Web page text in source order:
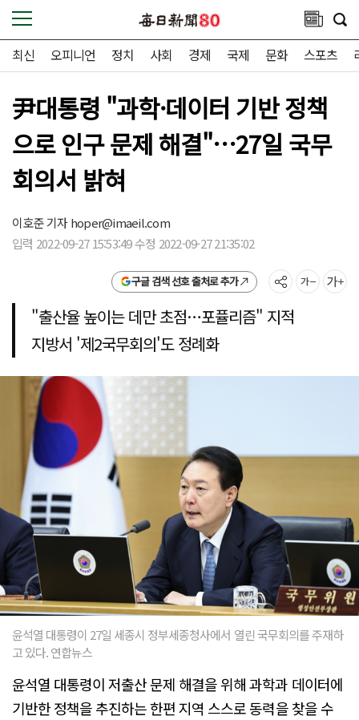
최신 오피니언 정치 사회 경제 국제 문화 스포츠
尹대통령 "과학·데이터 기반 정책
으로 인구 문제 해결"…27일 국무
회의서 밝혀
이호준 기자hoper@imaeil.com
입력 2022-09-27 15:53:49 수정 2022-09-27 21:35:02
구글 검색 선호 출처로 추가
"출산율 높이는 데만 초점…포퓰리즘" 지적
지방서 '제2국무회의'도 정례화
윤석열 대통령이 27일 세종시 정부세종청사에서 열린 국무회의를 주재하
고 있다. 연합뉴스
윤석열 대통령이 저출산 문제 해결을 위해 과학과 데이터에
기반한 정책을 추진하는 한편 지역 스스로 동력을 찾을 수